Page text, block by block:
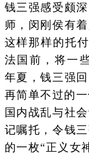
钱三强感受颇
师，闵刚侯有
这样那样的托
法国前，将一
年夏，钱三强
再简单不过的
国内战乱与社
记嘱托，令钱
的一枚“正义女